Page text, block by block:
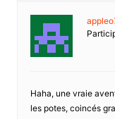
Haha, une vraie
les potes, coincés